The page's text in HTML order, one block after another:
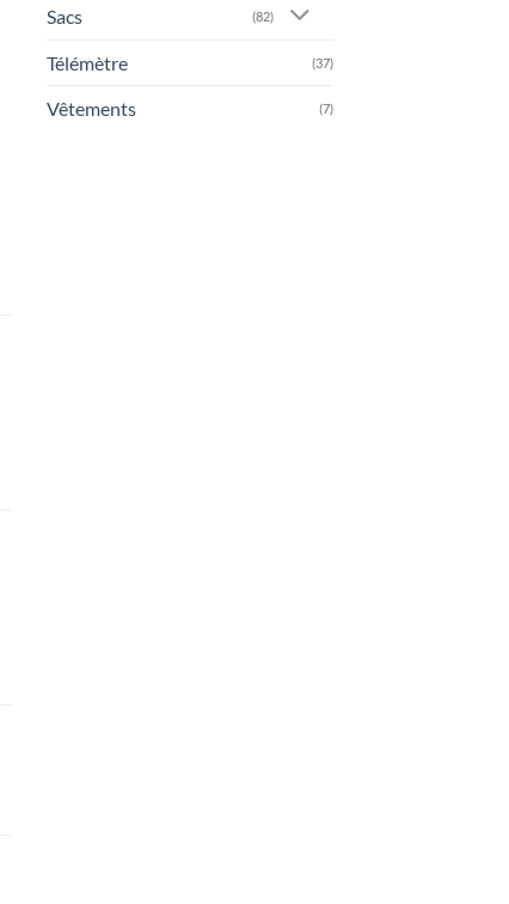
Sacs (82)
Télémètre (37)
Vêtements (7)